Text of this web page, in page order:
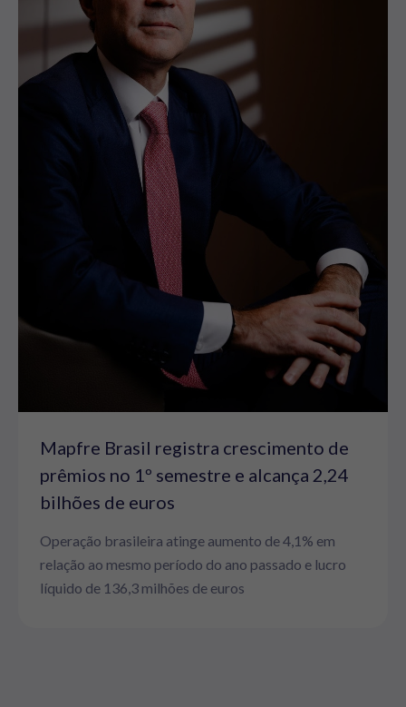
Mapfre Brasil registra crescimento de
prêmios no 1º semestre e alcança 2,24
bilhões de euros
Operação brasileira atinge aumento de 4,1% em
relação ao mesmo período do ano passado e lucro
líquido de 136,3 milhões de euros